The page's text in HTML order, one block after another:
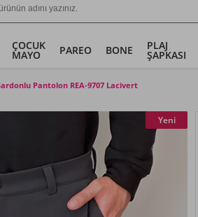
ÇOCUK
MAYO PAREO BONE PLAJ
ŞAPKASI
Pantolon REA-9707 Lacivert
Yeni